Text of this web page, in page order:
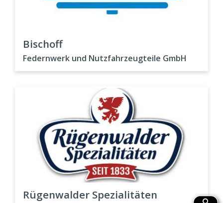
Bischoff
Federnwerk und Nutzfahrzeugteile GmbH
Rügenwalder Spezialitäten